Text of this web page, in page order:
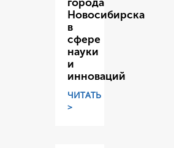
города
Новосибирска
в
сфере
науки
и
инноваций
ЧИТАТЬ
>